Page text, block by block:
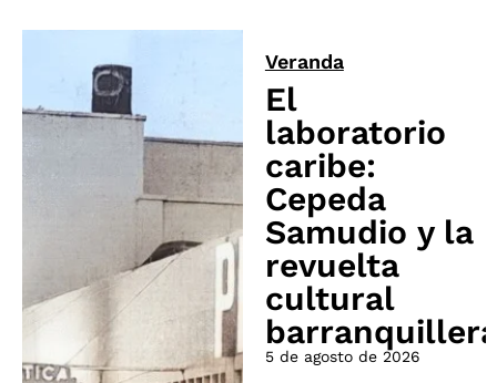
Veranda
El
laboratorio
caribe:
Cepeda
Samudio y la
revuelta
cultural
5 de agosto de 2026